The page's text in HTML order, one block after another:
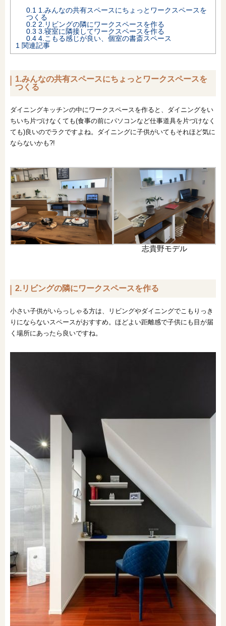
0.1 1.みんなの共有スペースにちょっとワークスペースを
つくる
0.22.リビングの隣にワークスペースを作る
0.3 3.寝室に隣接してワークスペースを作る
0.4 4.こもる感じが良い、個室の書斎スペース
1 関連記事
1.みんなの共有スペースにちょっとワークスペースを
つくる
ダイニングキッチンの中にワークスペースを作ると、ダイニングをい
ちいち片づけなくても(食事の前にパソコンなど仕事道具を片づけなく
ても)良いのでラクですよね。ダイニングに子供がいてもそれほど気に
ならないかも?!
志貴野モデル
2.リビングの隣にワークスペースを作る
小さい子供がいらっしゃる方は、リビングやダイニングでこもりっき
りにならないスペースがおすすめ。ほどよい距離感で子供にも目が届
く場所にあったら良いですね。